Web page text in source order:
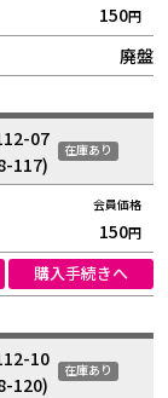
150円
廃盤
07
117)
在庫あり
150円
購入手続きへ
10
120)
在庫あり